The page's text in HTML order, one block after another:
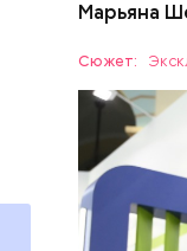
Марьяна
Сюжет:
мне было